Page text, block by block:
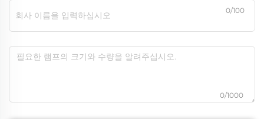
0/100
0/1000